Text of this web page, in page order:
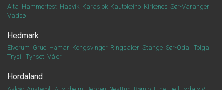
Alta Hammerfest Hasvik Karasjok Kautokeino Kirkenes Sør-Varanger
Vadsø
Hedmark
Elverum Grue Hamar Kongsvinger Ringsaker Stange Sør-Odal
Tolga
Trysil
Tynset Våler
Hordaland